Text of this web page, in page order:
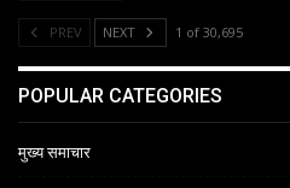
PREV NEXT 1 of 30,695
POPULAR CATEGORIES
मुख्य समाचार